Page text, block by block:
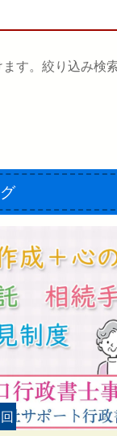
す。絞り込み検